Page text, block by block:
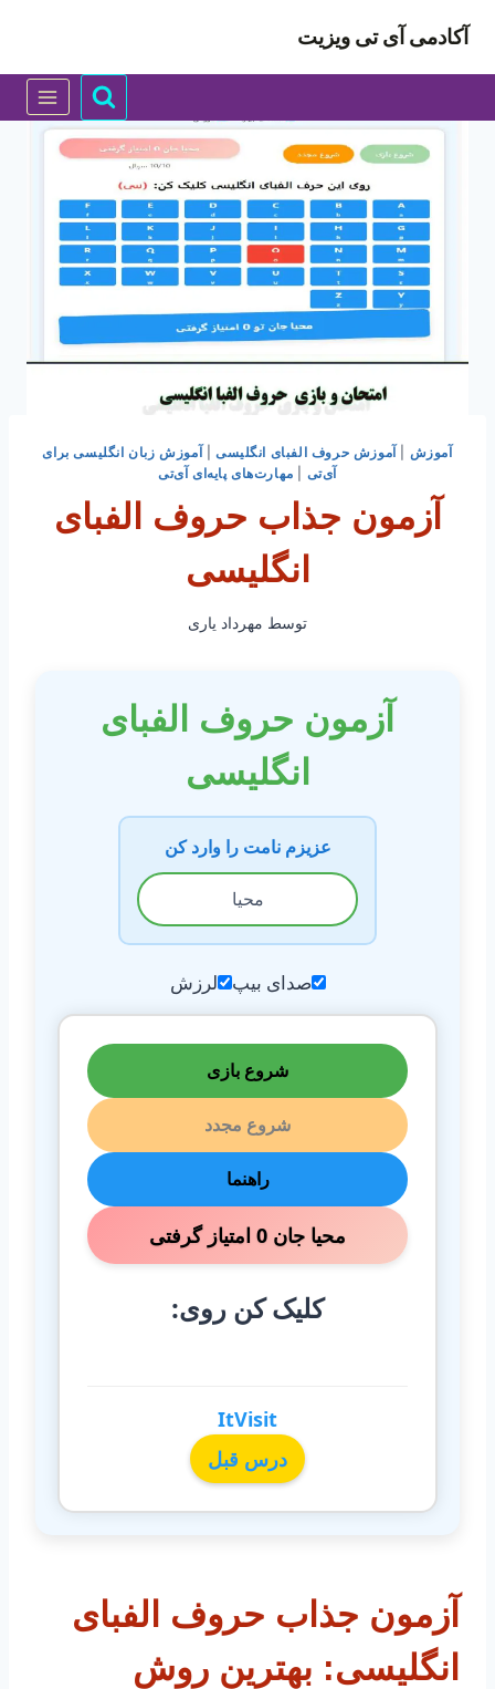
محتوا
آکادمی آی تی ویزیت
آموزش آموزش حروف الفبای انگلیسی
آموزش زبان انگلیسی برای
آی‌تی
مهارت‌های پایه‌ای آی‌تی
آزمون جذاب حروف الفبای
انگلیسی
توسط مهرداد یاری
آزمون حروف الفبای
انگلیسی
عزیزم نامت را وارد کن
صدای بیپ لرزش
شروع بازی
شروع مجدد
راهنما
محیا جان 0 امتیاز گرفتی
کلیک کن روی:
ItVisit
درس قبل
آزمون جذاب حروف الفبای
انگلیسی: بهترین روش